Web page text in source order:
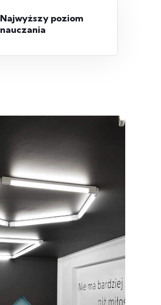
Najwyższy poziom
nauczania